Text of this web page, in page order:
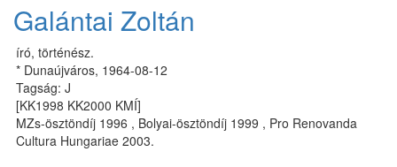
Galántai Zoltán
író, történész.
* Dunaújváros, 1964-08-12
Tagság: J
[KK1998 KK2000 KMÍ]
MZs-ösztöndíj 1996 , Bolyai-ösztöndíj 1999 , Pro Renovanda
Cultura Hungariae 2003.